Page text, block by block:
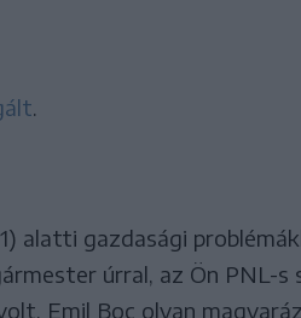
.
alatti gazdasági
úrral, az Ön PNL-s
Emil Boc olyan